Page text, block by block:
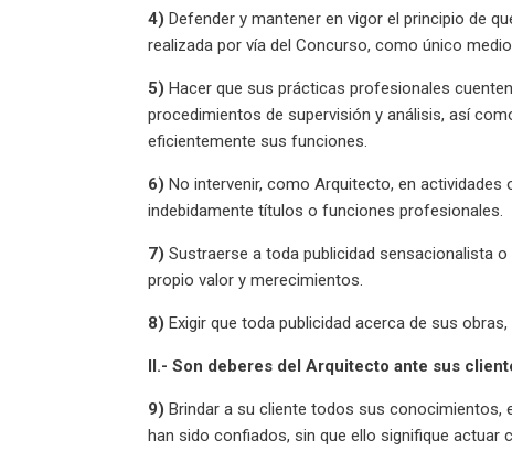
4) Defender y mantener en vigor el principio de
realizada por vía del Concurso, como único
5)Hacer que sus prácticas profesionales
procedimientos de supervisión y análisis, así
eficientemente sus funciones.
6) No intervenir, como Arquitecto, en
indebidamente títulos o funciones profesionales.
7) Sustraerse a toda publicidad sensacionalista
propio valor y merecimientos.
8) Exigir que toda publicidad acerca de sus
II.- Son deberes del Arquitecto ante sus
9) Brindar a su cliente todos sus conocimientos,
han sido confiados, sin que ello signifique actuar